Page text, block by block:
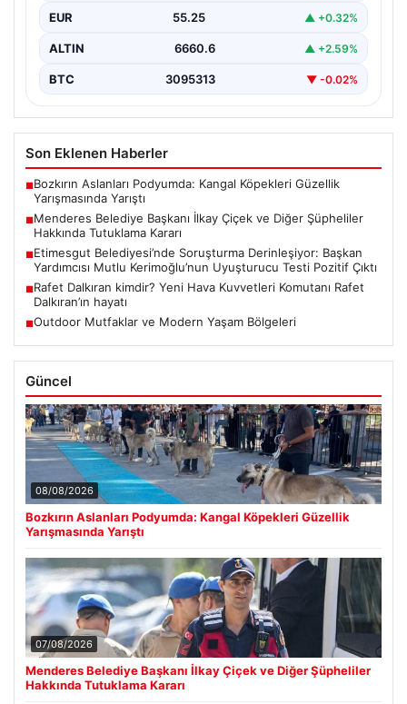
gerçekleşen usulsüzlük iddiaları gündemdeki yerini…
EUR 55.25 ▲ +0.32%
ALTIN 6660.6 ▲ +2.59%
BTC 3095313 ▼ -0.02%
Son Eklenen Haberler
■Bozkırın Aslanları Podyumda: Kangal Köpekleri Güzellik
Yarışmasında Yarıştı
■Menderes Belediye Başkanı İlkay Çiçek ve Diğer Şüpheliler
Hakkında Tutuklama Kararı
■Etimesgut Belediyesi’nde Soruşturma Derinleşiyor: Başkan
Yardımcısı Mutlu Kerimoğlu’nun Uyuşturucu Testi Pozitif Çıktı
■Rafet Dalkıran kimdir? Yeni Hava Kuvvetleri Komutanı Rafet
Dalkıran’ın hayatı
■Outdoor Mutfaklar ve Modern Yaşam Bölgeleri
Güncel
08/08/2026
Bozkırın Aslanları Podyumda: Kangal Köpekleri Güzellik
Yarışmasında Yarıştı
07/08/2026
Menderes Belediye Başkanı İlkay Çiçek ve Diğer Şüpheliler
Hakkında Tutuklama Kararı